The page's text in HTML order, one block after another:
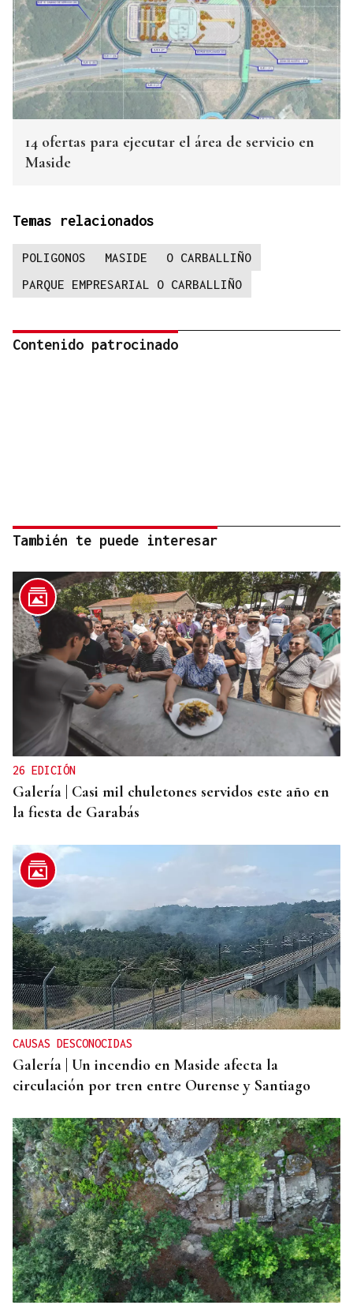
14 ofertas para ejecutar el área de servicio en
Maside
Temas relacionados
POLIGONOS MASIDE
O CARBALLIÑO
PARQUE EMPRESARIAL O CARBALLIÑO
Contenido patrocinado
También te puede interesar
26 EDICIÓN
Galería | Casi mil chuletones servidos este año en
la fiesta de Garabás
CAUSAS DESCONOCIDAS
Galería | Un incendio en Maside afecta la
circulación por tren entre Ourense y Santiago